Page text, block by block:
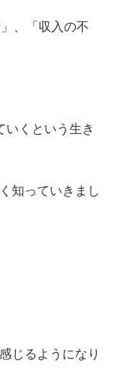
、「収入の不
くという生き
知っていきまし
じるようになり